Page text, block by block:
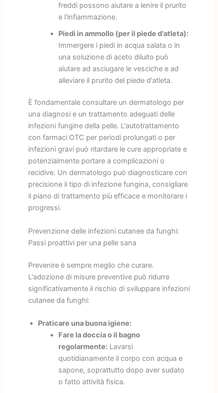
freddi possono aiutare a lenire il prurito
e l'infiammazione.
Piedi in ammollo (per il piede d'atleta):
Immergere i piedi in acqua salata o in
una soluzione di aceto diluito può
aiutare ad asciugare le vesciche e ad
alleviare il prurito del piede d'atleta.
È fondamentale consultare un dermatologo per
una diagnosi e un trattamento adeguati delle
infezioni fungine della pelle. L'autotrattamento
con farmaci OTC per periodi prolungati o per
infezioni gravi può ritardare le cure appropriate e
potenzialmente portare a complicazioni o
recidive. Un dermatologo può diagnosticare con
precisione il tipo di infezione fungina, consigliare
il piano di trattamento più efficace e monitorare i
progressi.
Prevenzione delle infezioni cutanee da funghi:
Passi proattivi per una pelle sana
Prevenire è sempre meglio che curare.
L'adozione di misure preventive può ridurre
significativamente il rischio di sviluppare infezioni
cutanee da funghi:
Praticare una buona igiene:
Fare la doccia o il bagno
regolarmente:Lavarsi
quotidianamente il corpo con acqua e
sapone, soprattutto dopo aver sudato
o fatto attività fisica.